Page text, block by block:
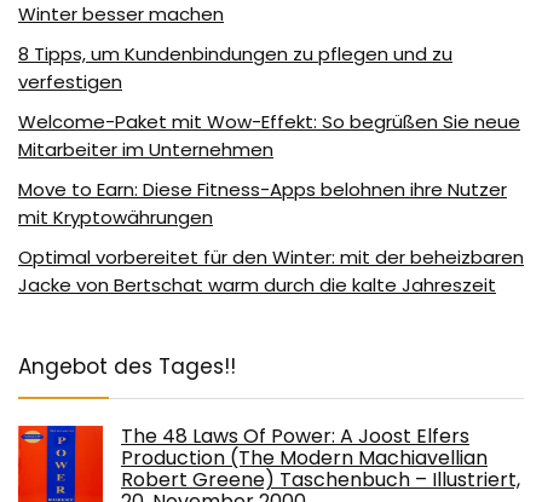
Winter besser machen
8 Tipps, um Kundenbindungen zu pflegen und zu
verfestigen
Welcome-Paket mit Wow-Effekt: So begrüßen Sie neue
Mitarbeiter im Unternehmen
Move to Earn: Diese Fitness-Apps belohnen ihre Nutzer
mit Kryptowährungen
Optimal vorbereitet für den Winter: mit der beheizbaren
Jacke von Bertschat warm durch die kalte Jahreszeit
Angebot des Tages!!
The 48 Laws Of Power: A Joost Elfers
Production (The Modern Machiavellian
Robert Greene) Taschenbuch – Illustriert,